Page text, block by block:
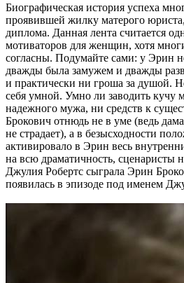
Биографическая история успеха
проявившей жилку матерого
диплома. Данная лента считается
мотиваторов для женщин, хотя
согласны. Подумайте сами: у Эрин
дважды была замужем и дважды
и практически ни гроша за душой.
себя умной. Умно ли заводить кучу
надежного мужа, ни средств к
Брокович отнюдь не в уме (ведь
не страдает), а в безысходности
активировало в Эрин весь
на всю драматичность, сценаристы
Джулия Робертс сыграла Эрин
появилась в эпизоде под именем